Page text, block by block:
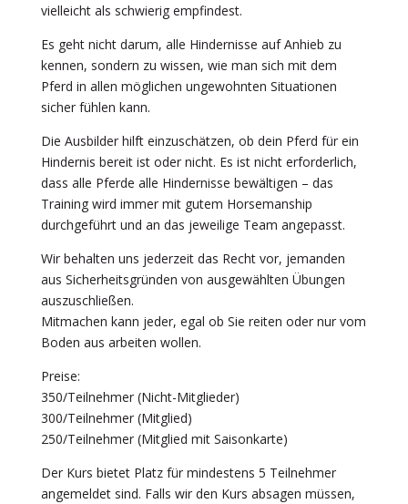
vielleicht als schwierig empfindest.
Es geht nicht darum, alle Hindernisse auf Anhieb zu
kennen, sondern zu wissen, wie man sich mit dem
Pferd in allen möglichen ungewohnten Situationen
sicher fühlen kann.
Die Ausbilder hilft einzuschätzen, ob dein Pferd für ein
Hindernis bereit ist oder nicht. Es ist nicht erforderlich,
dass alle Pferde alle Hindernisse bewältigen – das
Training wird immer mit gutem Horsemanship
durchgeführt und an das jeweilige Team angepasst.
Wir behalten uns jederzeit das Recht vor, jemanden
aus Sicherheitsgründen von ausgewählten Übungen
auszuschließen.
Mitmachen kann jeder, egal ob Sie reiten oder nur vom
Boden aus arbeiten wollen.
Preise:
350/Teilnehmer (Nicht-Mitglieder)
300/Teilnehmer (Mitglied)
250/Teilnehmer (Mitglied mit Saisonkarte)
Der Kurs bietet Platz für mindestens 5 Teilnehmer
angemeldet sind. Falls wir den Kurs absagen müssen,